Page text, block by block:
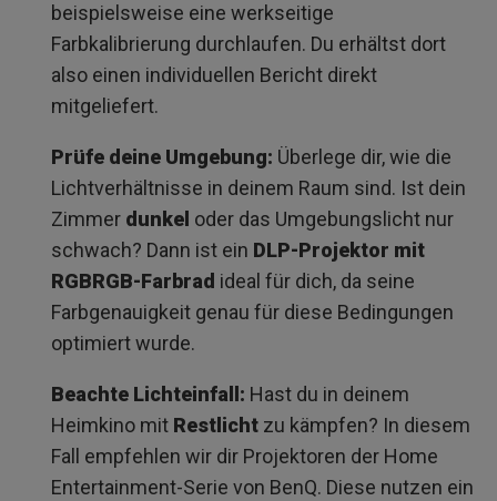
beispielsweise eine werkseitige
Farbkalibrierung durchlaufen. Du erhältst dort
also einen individuellen Bericht direkt
mitgeliefert.
Prüfe deine Umgebung: Überlege dir, wie die
Lichtverhältnisse in deinem Raum sind. Ist dein
Zimmer dunkel oder das Umgebungslicht nur
schwach? Dann ist ein DLP-Projektor mit
RGBRGB-Farbrad ideal für dich, da seine
Farbgenauigkeit genau für diese Bedingungen
optimiert wurde.
Beachte Lichteinfall: Hast du in deinem
Heimkino mit Restlicht zu kämpfen? In diesem
Fall empfehlen wir dir Projektoren der Home
Entertainment-Serie von BenQ. Diese nutzen ein